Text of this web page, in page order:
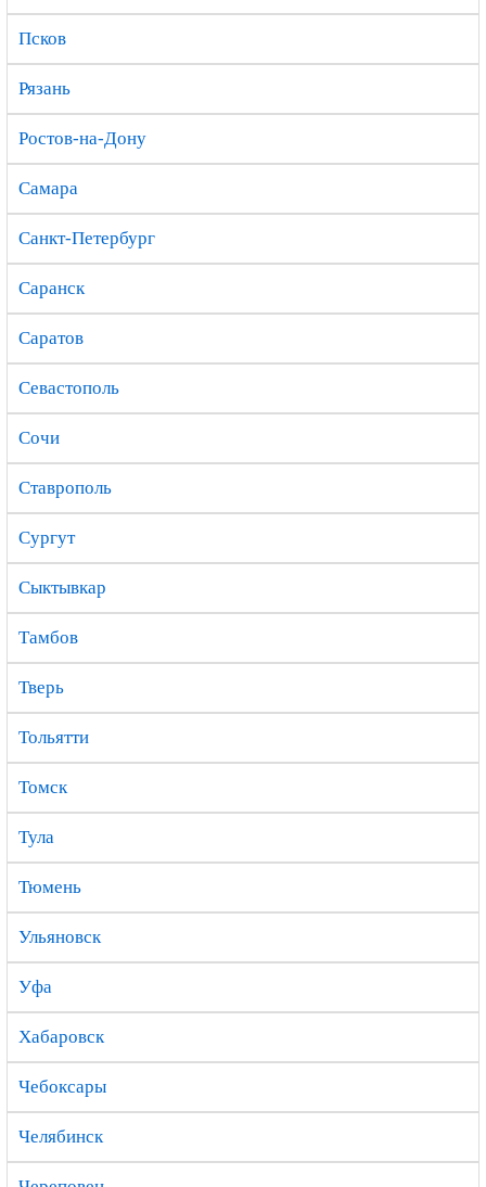
Псков
Рязань
Ростов-на-Дону
Самара
Санкт-Петербург
Саранск
Саратов
Севастополь
Сочи
Ставрополь
Сургут
Сыктывкар
Тамбов
Тверь
Тольятти
Томск
Тула
Тюмень
Ульяновск
Уфа
Хабаровск
Чебоксары
Челябинск